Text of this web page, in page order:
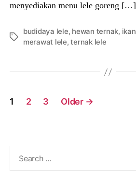
menyediakan menu lele goreng […]
Tags
budidaya lele, hewan ternak, ikan
merawat lele,ternak lele
Posts
1 2 3 Older →